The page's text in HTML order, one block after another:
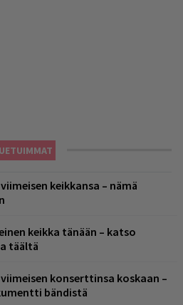
keikkansa – nämä
keikka tänään – katso
täältä
konserttinsa koskaan –
bändistä